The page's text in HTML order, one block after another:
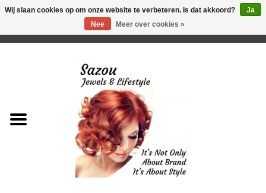
Just for Him
Wij slaan cookies op om onze website te verbeteren. Is dat akkoord?
Ja
Nee
Meer over cookies »